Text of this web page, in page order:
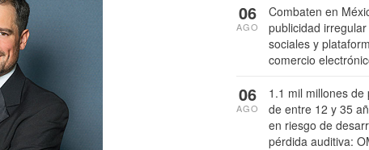
Combaten en
publicidad
sociales y
comercio
06
AGO
1.1 mil millones de
de entre 12 y 35
en riesgo de
pérdida auditiva:
06
AGO